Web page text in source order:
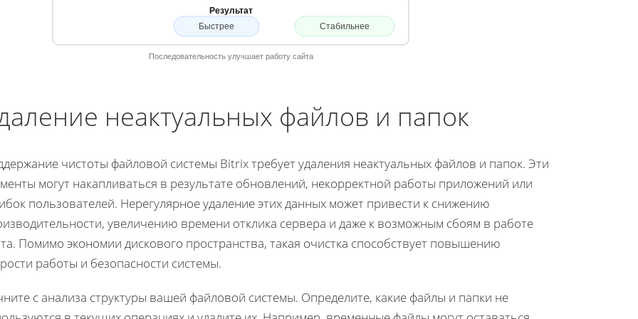
Результат
Быстрее
Стабильнее
Последовательность улучшает работу сайта
неактуальных файлов и папок
чистоты файловой системы Bitrix требует удаления неактуальных файлов и папок. Эти
могут накапливаться в результате обновлений, некорректной работы приложений или
пользователей. Нерегулярное удаление этих данных может привести к снижению
увеличению времени отклика сервера и даже к возможным сбоям в работе
Помимо экономии дискового пространства, такая очистка способствует повышению
работы и безопасности системы.
с анализа структуры вашей файловой системы. Определите, какие файлы и папки не